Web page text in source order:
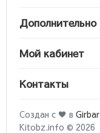
Дополнительно
Мой кабинет
Контакты
Создан с ♥ в Girbar
Kitobz.info © 2026